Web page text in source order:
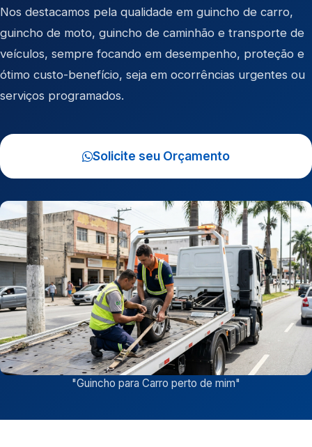
Nos destacamos pela qualidade em guincho de carro,
guincho de moto, guincho de caminhão e transporte de
veículos, sempre focando em desempenho, proteção e
ótimo custo-benefício, seja em ocorrências urgentes ou
serviços programados.
Solicite seu Orçamento
"Guincho para Carro perto de mim"